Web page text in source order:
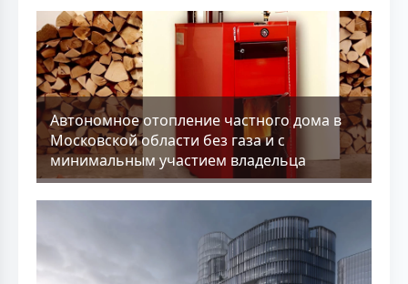
Aвтономное отопление частного дома в
Московской области без газа и с
минимальным участием владельца